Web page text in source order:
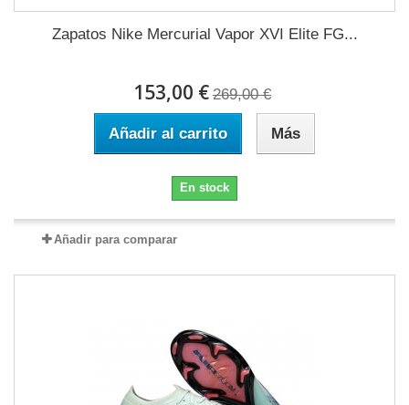
Zapatos Nike Mercurial Vapor XVI Elite FG...
153,00 € 269,00 €
Añadir al carrito Más
En stock
Añadir para comparar